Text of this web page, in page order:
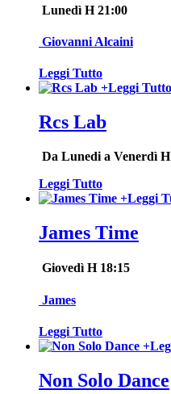
Lunedì H 21:00
Giovanni Alcaini
Leggi Tutto
+Leggi Tutto
Rcs Lab
Da Lunedi a Venerdì H
Leggi Tutto
+Leggi
James Time
Giovedì H 18:15
James
Leggi Tutto
+
Non Solo Dance